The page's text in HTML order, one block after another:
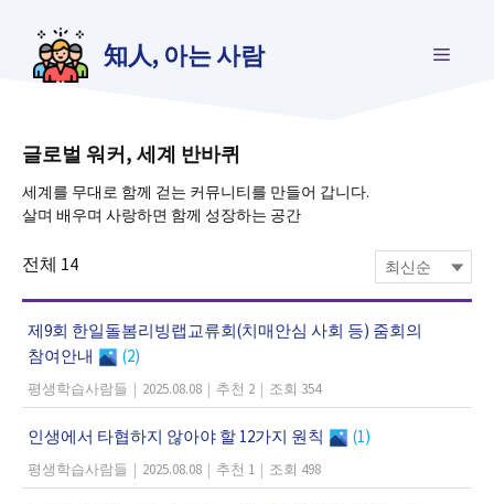
知人, 아는 사람 메
글로벌 워커, 세계 반바퀴
세계를 무대로 함께 걷는 커뮤니티를 만들어 갑니다.
살며 배우며 사랑하면 함께 성장하는 공간
전체 14
제9회 한일돌봄리빙랩교류회(치매안심 사회 등) 줌회의
참여안내
(2)
평생학습사람들 | 2025.08.08 | 추천 2 | 조회 354
인생에서 타협하지 않아야 할 12가지 원칙 (1)
평생학습사람들 | 2025.08.08 | 추천 1 | 조회 498